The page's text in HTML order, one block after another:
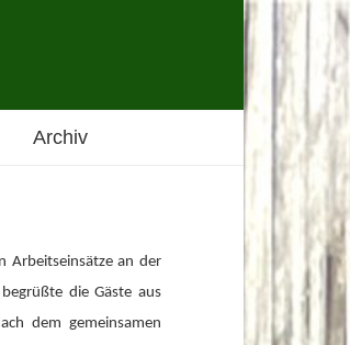
Archiv
Arbeitseinsätze an der
die Gäste aus
dem gemeinsamen